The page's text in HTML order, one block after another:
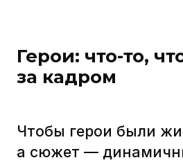
и иллюстрациях
визуальному оформлению
лонгридов. Клиент
нас в идеях для